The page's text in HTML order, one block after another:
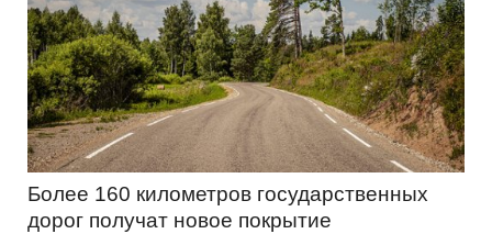
Более 160 километров государственных
дорог получат новое покрытие